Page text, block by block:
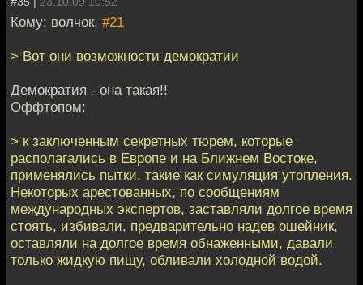
Кому: волчок, #21
> Вот они возможности демократии
Демократия - она такая!!
Оффтопом:
> к заключенным секретных тюрем, которые
располагались в Европе и на Ближнем Востоке,
применялись пытки, такие как симуляция утопления.
Некоторых арестованных, по сообщениям
международных экспертов, заставляли долгое время
стоять, избивали, предварительно надев ошейник,
оставляли на долгое время обнаженными, давали
только жидкую пищу, обливали холодной водой.